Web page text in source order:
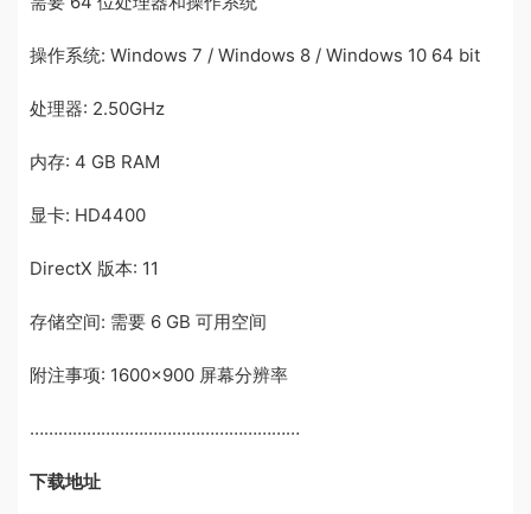
操作系统: Windows 7 / Windows 8 / Windows 10 64 bit
处理器: 2.50GHz
内存: 4 GB RAM
显卡: HD4400
DirectX 版本: 11
存储空间: 需要 6 GB 可用空间
附注事项: 1600×900 屏幕分辨率
…………………………………………………
下载地址